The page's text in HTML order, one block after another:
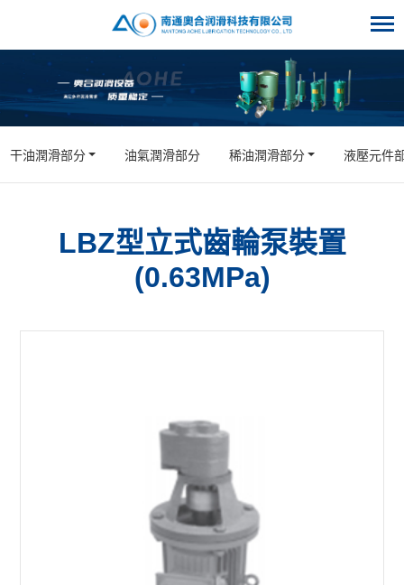
干油潤滑部分 油氣潤滑部分 稀油潤滑部分 液壓元件
LBZ型立式齒輪泵裝置
(0.63MPa)